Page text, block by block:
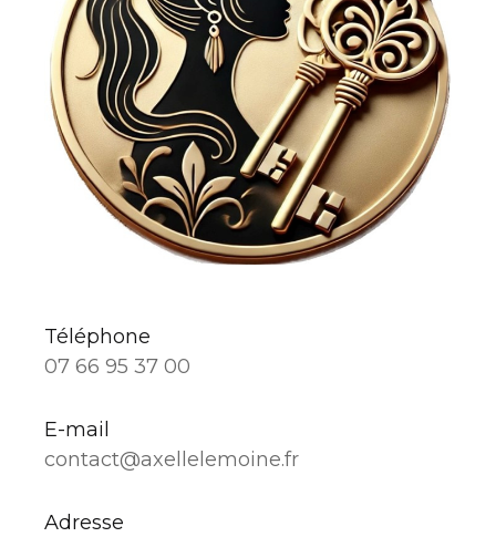
Téléphone
07 66 95 37 00
E-mail
contact@axellelemoine.fr
Adresse